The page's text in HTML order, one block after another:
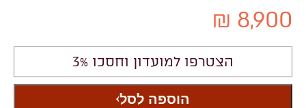
8,900 ₪
הצטרפו למועדון וחסכו 3%
הוספה לסל